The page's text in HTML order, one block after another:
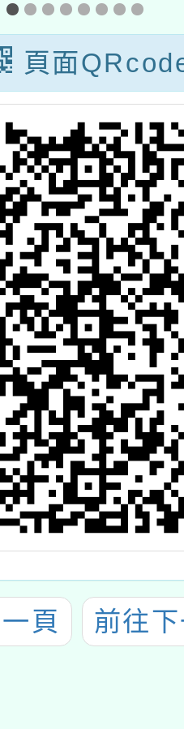
經
頁面
頁 前往